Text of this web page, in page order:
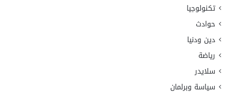
تكنولوجيا
حوادث
دين ودنيا
رياضة
سلايدر
سياسة وبرلمان